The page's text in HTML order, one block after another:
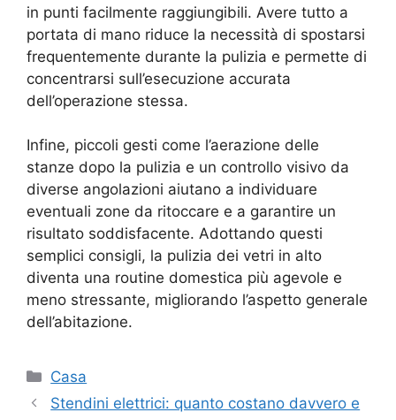
in punti facilmente raggiungibili. Avere tutto a
portata di mano riduce la necessità di spostarsi
frequentemente durante la pulizia e permette di
concentrarsi sull’esecuzione accurata
dell’operazione stessa.
Infine, piccoli gesti come l’aerazione delle
stanze dopo la pulizia e un controllo visivo da
diverse angolazioni aiutano a individuare
eventuali zone da ritoccare e a garantire un
risultato soddisfacente. Adottando questi
semplici consigli, la pulizia dei vetri in alto
diventa una routine domestica più agevole e
meno stressante, migliorando l’aspetto generale
dell’abitazione.
Categorie
Casa
Stendini elettrici: quanto costano davvero e